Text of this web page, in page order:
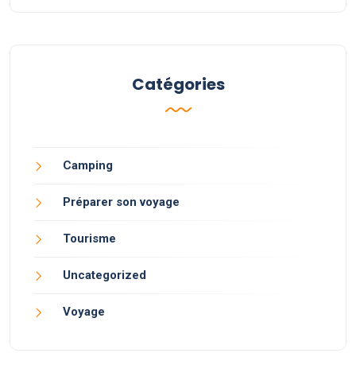
Catégories
Camping
Préparer son voyage
Tourisme
Uncategorized
Voyage